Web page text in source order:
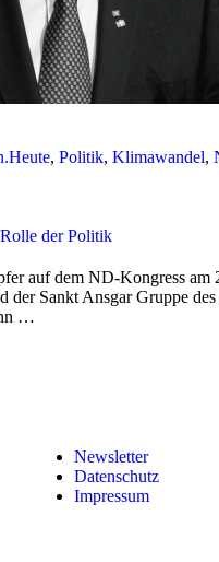
, Politik, Klimawandel,
der Politik
auf dem ND-Kongress am
der Sankt Ansgar Gruppe
…
Newsletter
Datenschutz
Impressum